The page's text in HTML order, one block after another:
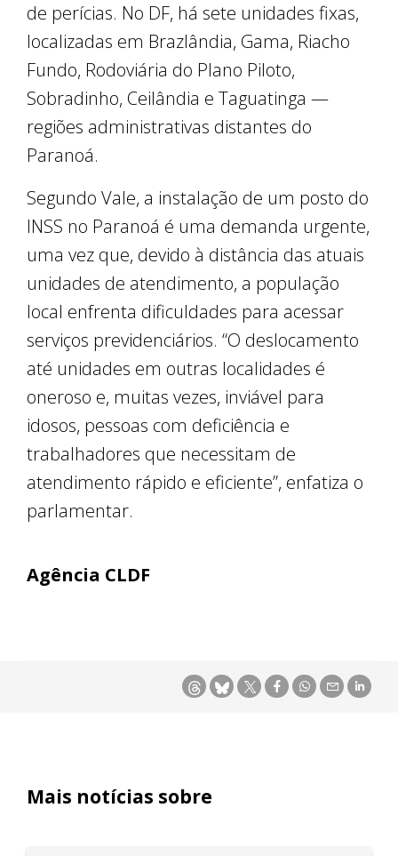
de perícias. No DF, há sete unidades fixas,
localizadas em Brazlândia, Gama, Riacho
Fundo, Rodoviária do Plano Piloto,
Sobradinho, Ceilândia e Taguatinga —
regiões administrativas distantes do
Paranoá.
Segundo Vale, a instalação de um posto do
INSS no Paranoá é uma demanda urgente,
uma vez que, devido à distância das atuais
unidades de atendimento, a população
local enfrenta dificuldades para acessar
serviços previdenciários. “O deslocamento
até unidades em outras localidades é
oneroso e, muitas vezes, inviável para
idosos, pessoas com deficiência e
trabalhadores que necessitam de
atendimento rápido e eficiente”, enfatiza o
parlamentar.
Agência CLDF
Mais notícias sobre